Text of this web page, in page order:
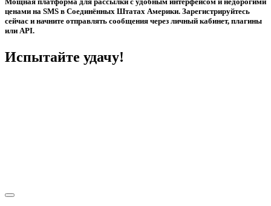
ценами на SMS в Соединённых Штатах Америки. Зарегистрируйтесь
сейчас и начните отправлять сообщения через личный кабинет, плагины
или API.
Испытайте удачу!